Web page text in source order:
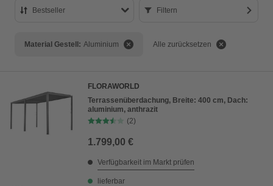
Bestseller
Bewertung
Filtern
Material Gestell: Aluminium Alle zurücksetzen
FLORAWORLD
Terrassenüberdachung, Breite: 400 cm, Dach:
aluminium, anthrazit
(2)
1.799,00 €
Verfügbarkeit im Markt prüfen
lieferbar